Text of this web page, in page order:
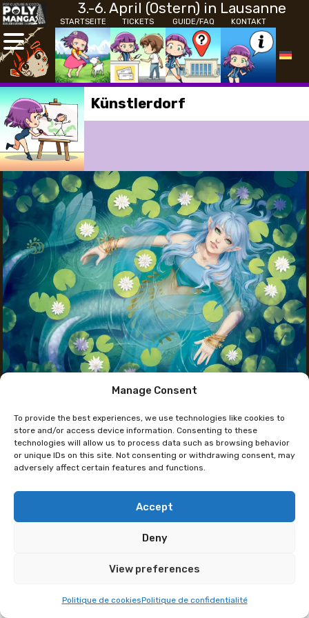
Manage Consent
To provide the best experiences, we use technologies like cookies to
store and/or access device information. Consenting to these
technologies will allow us to process data such as browsing behavior
or unique IDs on this site. Not consenting or withdrawing consent, may
adversely affect certain features and functions.
Accept
Deny
View preferences
Politique de cookiesPolitique de confidentialité
3.-6. April (Ostern) in Lausanne
STARTSEITE TICKETS GUIDE/FAQ KONTAKT
Künstlerdorf
Yoenai
Yoenaï, die sich schon immer für Storytelling und
Illustration interessiert hat, studierte Comics in
Brüssel und arbeitet derzeit als freischaffende
Künstlerin und Grafikerin.
Zivilisationen. An ihrem Stand findet ihr Karten,
Alltagsgegenstände und originelle Zeichnungen.